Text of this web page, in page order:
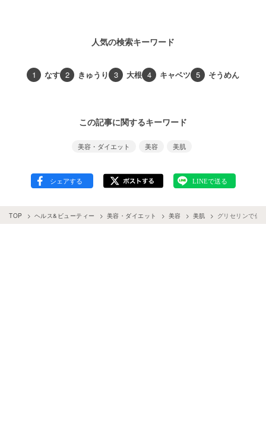
人気の検索キーワード
1 なす 2 きゅうり 3 大根 4 キャベツ 5 そうめん
この記事に関するキーワード
美容・ダイエット 美容 美肌
TOP ヘルス&ビューティー 美容・ダイエット 美容 美肌 グリセリンで保